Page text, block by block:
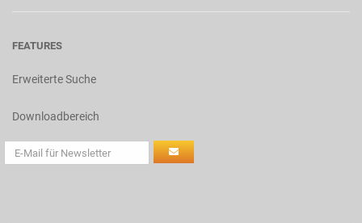
FEATURES
Erweiterte Suche
Downloadbereich